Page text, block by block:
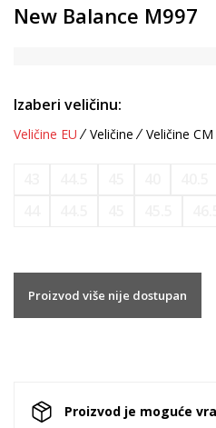
New Balance M997
Izaberi veličinu:
Veličine EU Veličine Veličine CM
Proizvod više nije dostupan
Proizvod je moguće